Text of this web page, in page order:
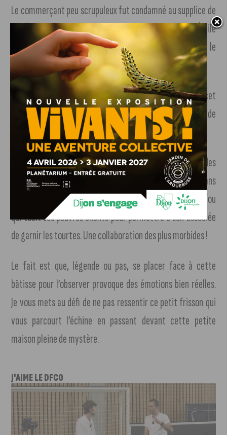
Le commerçant peu scrupuleux fut condamné au supplice de
la roue sur la place Morimont, actuellement place Émile
Zola, qui était à l’époque la place de grève dijonnaise et le
toit de sa maison fut rasé « en signe d’infamie ».
On ne trouve cependant aucune preuve tangible de cet
effrayant épisode, aucune archive, trace de l’exécution ou de
l’existence même de Jean Craquelin…
Toutefois, cette histoire fait écho à d’autres légendes
urbaines contées à Besançon ou à Paris. Elle n’est pas sans
rappeler non plus l’histoire de Sweeney Todd, le barbier fou
qui tuait ses pauvres clients pour permettre à son associée
de garnir les tourtes. Une collaboration des plus morbides !
Le fait est que, légende ou pas, se placer face à cette
bâtisse pour l’observer provoque des émotions bien réelles.
Je vous mets au défi de ne pas ressentir ce petit frisson qui
vous parcourt l’échine en passant devant cette petite
maison pleine de mystère.
J'AIME LE DFCO